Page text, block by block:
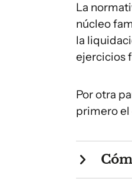
La
núcleo
la
ejercicios
Por otra
primero el